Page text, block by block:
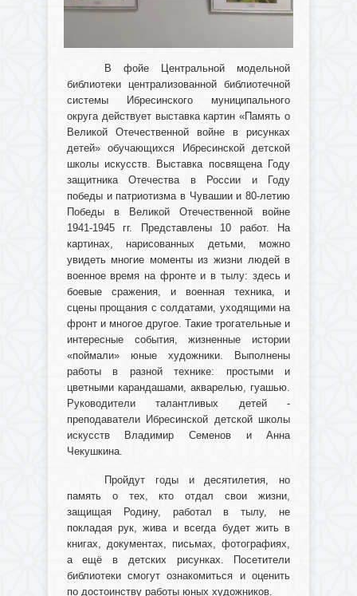
В фойе Центральной модельной
библиотеки централизованной библиотечной
системы Ибресинского муниципального
округа действует выставка картин «Память о
Великой Отечественной войне в рисунках
детей» обучающихся Ибресинской детской
школы искусств. Выставка посвящена Году
защитника Отечества в России и Году
победы и патриотизма в Чувашии и 80-летию
Победы в Великой Отечественной войне
1941-1945 гг. Представлены 10 работ. На
картинах, нарисованных детьми, можно
увидеть многие моменты из жизни людей в
военное время на фронте и в тылу: здесь и
боевые сражения, и военная техника, и
сцены прощания с солдатами, уходящими на
фронт и многое другое. Такие трогательные и
интересные события, жизненные истории
«поймали» юные художники. Выполнены
работы в разной технике: простыми и
цветными карандашами, акварелью, гуашью.
Руководители талантливых детей -
преподаватели Ибресинской детской школы
искусств Владимир Семенов и Анна
Чекушкина.
Пройдут годы и десятилетия, но
память о тех, кто отдал свои жизни,
защищая Родину, работал в тылу, не
покладая рук, жива и всегда будет жить в
книгах, документах, письмах, фотографиях,
а ещё в детских рисунках. Посетители
библиотеки смогут ознакомиться и оценить
по достоинству работы юных художников.